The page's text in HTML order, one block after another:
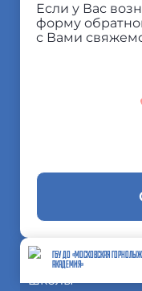
Если у Вас
форму
с Вами
ГБУ ДО «МОСКОВСКАЯ
АКАДЕМИЯ»